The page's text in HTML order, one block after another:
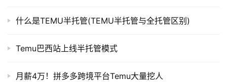
什么是TEMU半托管(TEMU半托管与全托管区别)
Temu巴西站上线半托管模式
月薪4万！拼多多跨境平台Temu大量挖人